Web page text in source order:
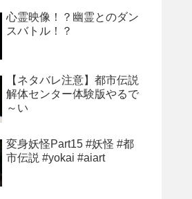
心霊映像！？幽霊とのダン
スバトル！？
【ネタバレ注意】都市伝説
解体センター体験版やるで
～い
変身妖怪Part15 #妖怪 #都
市伝説 #yokai #aiart